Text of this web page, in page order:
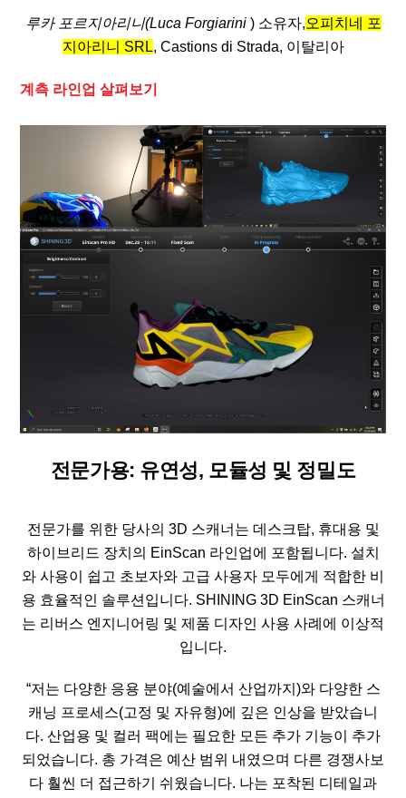
루카 포르지아리니(Luca Forgiarini) 소유자,오피치네 포
지아리니 SRL, Castions di Strada, 이탈리아
계측 라인업 살펴보기
전문가용: 유연성, 모듈성 및 정밀도
전문가를 위한 당사의 3D 스캐너는 데스크탑, 휴대용 및
하이브리드 장치의 EinScan 라인업에 포함됩니다. 설치
와 사용이 쉽고 초보자와 고급 사용자 모두에게 적합한 비
용 효율적인 솔루션입니다. SHINING 3D EinScan 스캐너
는 리버스 엔지니어링 및 제품 디자인 사용 사례에 이상적
입니다.
“저는 다양한 응용 분야(예술에서 산업까지)와 다양한 스
캐닝 프로세스(고정 및 자유형)에 깊은 인상을 받았습니
다. 산업용 및 컬러 팩에는 필요한 모든 추가 기능이 추가
되었습니다. 총 가격은 예산 범위 내였으며 다른 경쟁사보
다 훨씬 더 접근하기 쉬웠습니다. 나는 포착된 디테일과